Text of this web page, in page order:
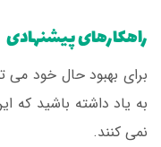
راهکارهای پیشنهادی
برای بهبود حال خود می
به یاد داشته باشید که
نمی کنند.